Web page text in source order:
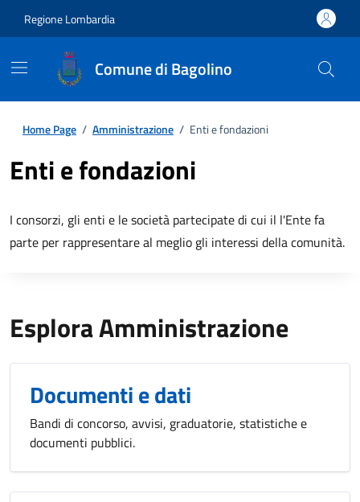
Regione Lombardia
Comune di Bagolino
Home Page / Amministrazione / Enti e fondazioni
Enti e fondazioni
I consorzi, gli enti e le società partecipate di cui il l'Ente fa
parte per rappresentare al meglio gli interessi della comunità.
Esplora Amministrazione
Documenti e dati
Bandi di concorso, avvisi, graduatorie, statistiche e
documenti pubblici.